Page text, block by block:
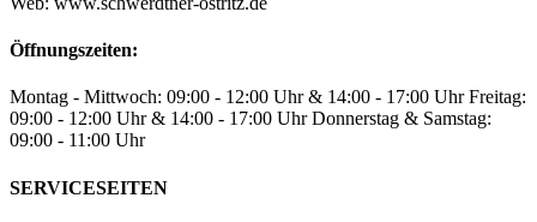
Öffnungszeiten:
Montag - Mittwoch: 09:00 - 12:00 Uhr & 14:00 - 17:00 Uhr Freitag:
09:00 - 12:00 Uhr & 14:00 - 17:00 Uhr Donnerstag & Samstag:
09:00 - 11:00 Uhr
SERVICESEITEN